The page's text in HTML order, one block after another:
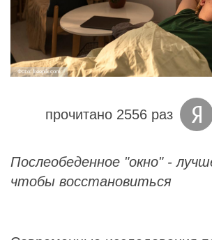
Фото: freepik.com
прочитано 2556 раз
Послеобеденное "окно" -
чтобы восстановиться